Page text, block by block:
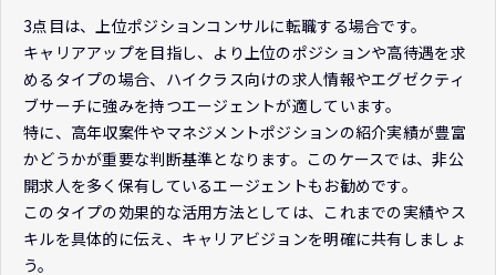
3点目は、上位ポジションコンサルに転職する場合です。
キャリアアップを目指し、より上位のポジションや高待遇を求
めるタイプの場合、ハイクラス向けの求人情報やエグゼクティ
ブサーチに強みを持つエージェントが適しています。
特に、高年収案件やマネジメントポジションの紹介実績が豊富
かどうかが重要な判断基準となります。このケースでは、非公
開求人を多く保有しているエージェントもお勧めです。
このタイプの効果的な活用方法としては、これまでの実績やス
キルを具体的に伝え、キャリアビジョンを明確に共有しましょ
う。